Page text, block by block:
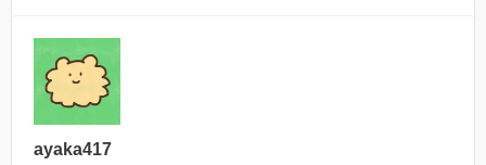
ayaka417